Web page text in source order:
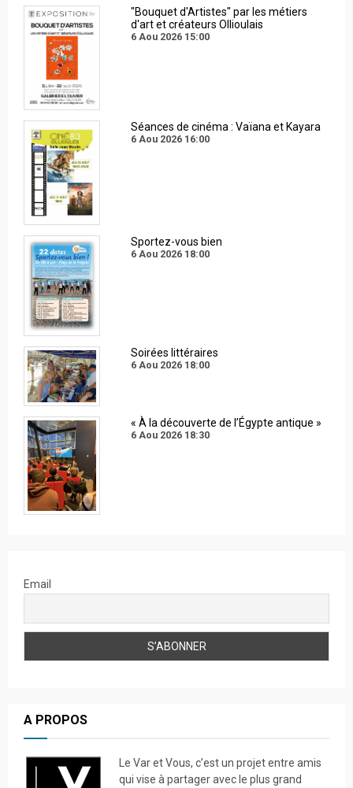
"Bouquet d'Artistes" par les métiers
d'art et créateurs Ollioulais
6 Aou 2026 15:00
Séances de cinéma : Vaïana et Kayara
6 Aou 2026 16:00
Sportez-vous bien
6 Aou 2026 18:00
Soirées littéraires
6 Aou 2026 18:00
« À la découverte de l’Égypte antique »
6 Aou 2026 18:30
Email
A PROPOS
Le Var et Vous, c’est un projet entre amis
qui vise à partager avec le plus grand